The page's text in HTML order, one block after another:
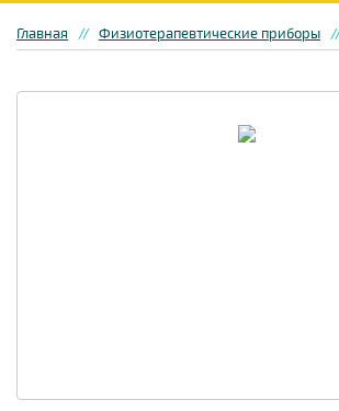
Главная Физиотерапевтические приборы